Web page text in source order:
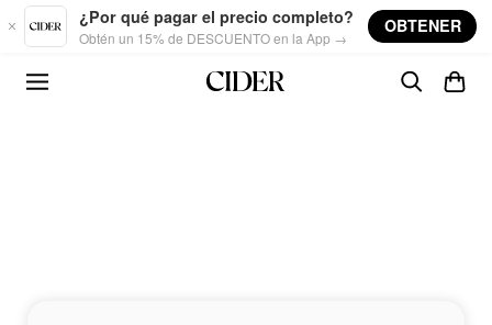
Skip to main content
¿Por qué pagar el precio completo?
Obtén un 15% de DESCUENTO en la App →
OBTENER